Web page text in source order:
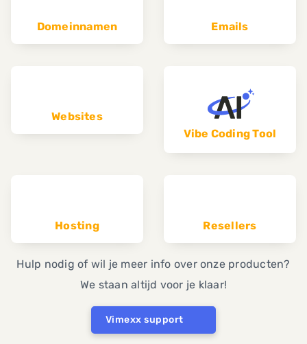
Domeinnamen Emails
Websites
Vibe Coding Tool
Hosting Resellers
Hulp nodig of wil je meer info over onze producten?
We staan altijd voor je klaar!
Vimexx support